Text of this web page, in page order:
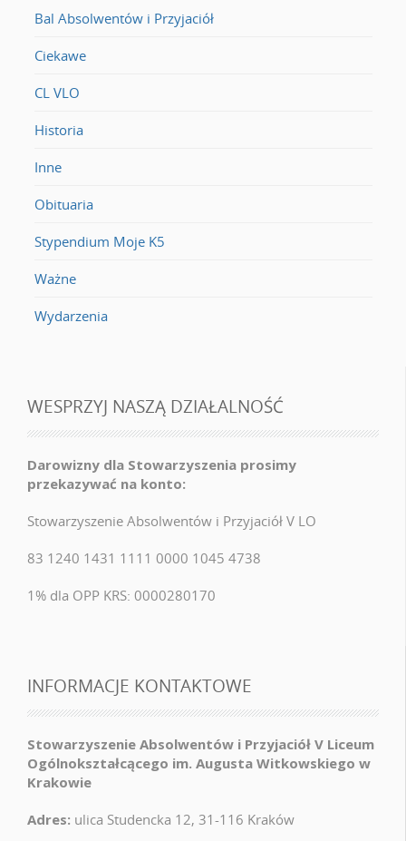
Bal Absolwentów i Przyjaciół
Ciekawe
CL VLO
Historia
Inne
Obituaria
Stypendium Moje K5
Ważne
Wydarzenia
WESPRZYJ NASZĄ DZIAŁALNOŚĆ
Darowizny dla Stowarzyszenia prosimy
przekazywać na konto:
Stowarzyszenie Absolwentów i Przyjaciół V LO
83 1240 1431 1111 0000 1045 4738
1% dla OPP KRS: 0000280170
INFORMACJE KONTAKTOWE
Stowarzyszenie Absolwentów i Przyjaciół V Liceum
Ogólnokształcącego im. Augusta Witkowskiego w
Krakowie
Adres: ulica Studencka 12, 31-116 Kraków